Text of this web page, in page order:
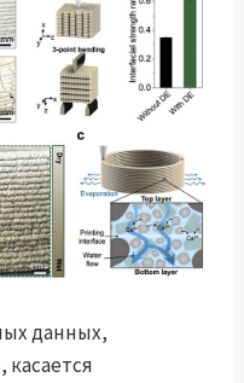
данных,